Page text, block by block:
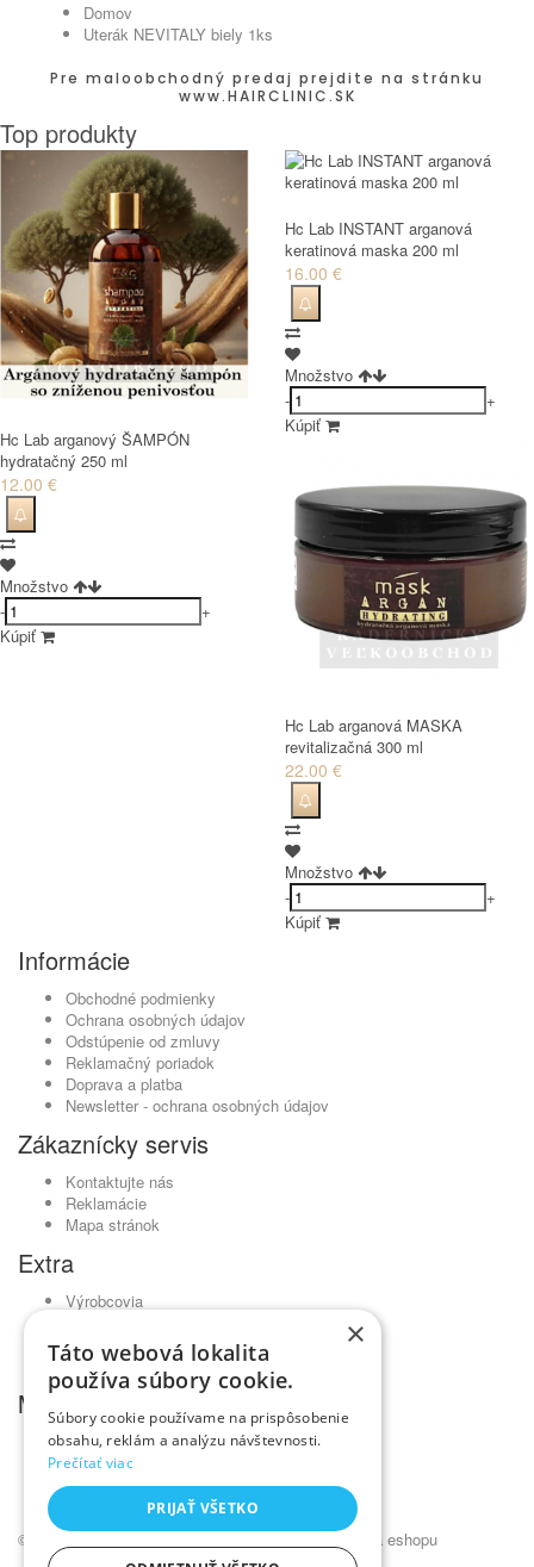
Domov
Uterák NEVITALY biely 1ks
Pre maloobchodný predaj prejdite na stránku
www.HAIRCLINIC.SK
Top produkty
Hc Lab arganový ŠAMPÓN
hydratačný 250 ml
12.00 €
Množstvo
-
+
Kúpiť
Hc Lab INSTANT arganová
keratinová maska 200 ml
16.00 €
Množstvo
-
+
Kúpiť
Hc Lab arganová MASKA
revitalizačná 300 ml
22.00 €
Množstvo
-
+
Kúpiť
Informácie
Obchodné podmienky
Ochrana osobných údajov
Odstúpenie od zmluvy
Reklamačný poriadok
Doprava a platba
Newsletter - ochrana osobných údajov
Zákaznícky servis
Kontaktujte nás
Reklamácie
Mapa stránok
Extra
Výrobcovia
Partnerský program
Akciový tovar
Môj účet
Môj účet
História objednávok
Obľúbené produkty
© Kadernícky veľkoobchod •NajReklama.sk - tvorba eshopu
×
Táto webová lokalita
používa súbory cookie.
Súbory cookie používame na prispôsobenie
obsahu, reklám a analýzu návštevnosti.
Prečítať viac
PRIJAŤ VŠETKO